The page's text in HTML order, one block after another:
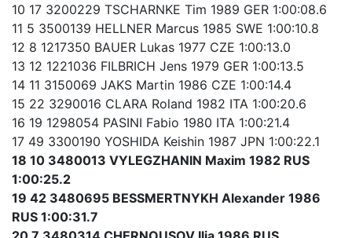
10 17 3200229 TSCHARNKE Tim 1989 GER 1:00:08.6
11 5 3500139 HELLNER Marcus 1985 SWE 1:00:10.8
12 8 1217350 BAUER Lukas 1977 CZE 1:00:13.0
13 12 1221036 FILBRICH Jens 1979 GER 1:00:13.5
14 11 3150069 JAKS Martin 1986 CZE 1:00:14.4
15 22 3290016 CLARA Roland 1982 ITA 1:00:20.6
16 19 1298054 PASINI Fabio 1980 ITA 1:00:21.4
17 49 3300190 YOSHIDA Keishin 1987 JPN 1:00:22.1
18 10 3480013 VYLEGZHANIN Maxim 1982 RUS
1:00:25.2
19 42 3480695 BESSMERTNYKH Alexander 1986
RUS 1:00:31.7